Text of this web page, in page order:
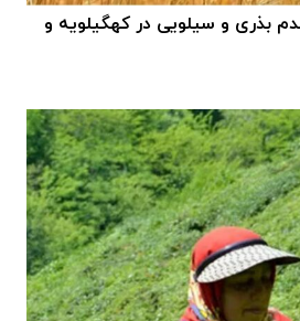
تن گندم بذری و سیلویی در کهگیلویه و